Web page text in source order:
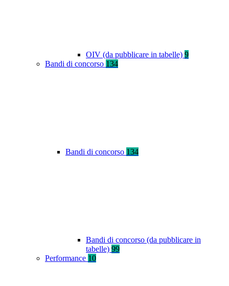
OIV (da pubblicare in tabelle) 9
Bandi di concorso 134
Bandi di concorso 134
Bandi di concorso (da pubblicare in
tabelle) 99
Performance 10